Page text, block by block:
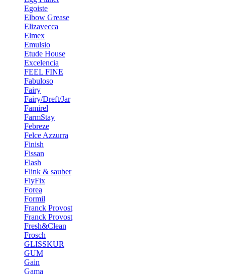
Egoiste
Elbow Grease
Elizavecca
Elmex
Emulsio
Etude House
Excelencia
FEEL FINE
Fabuloso
Fairy
Fairy/Dreft/Jar
Famirel
FarmStay
Febreze
Felce Azzurra
Finish
Fissan
Flash
Flink & sauber
FlyFix
Forea
Formil
Franck Provost
Franck Provost
Fresh&Clean
Frosch
GLISSKUR
GUM
Gain
Gama